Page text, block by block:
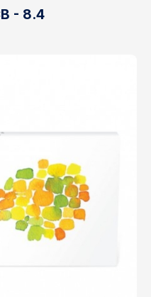
- 8.4